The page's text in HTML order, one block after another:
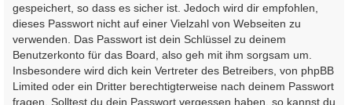
gespeichert, so dass es sicher ist. Jedoch wird dir empfohlen,
dieses Passwort nicht auf einer Vielzahl von Webseiten zu
verwenden. Das Passwort ist dein Schlüssel zu deinem
Benutzerkonto für das Board, also geh mit ihm sorgsam um.
Insbesondere wird dich kein Vertreter des Betreibers, von phpBB
Limited oder ein Dritter berechtigterweise nach deinem Passwort
fragen. Solltest du dein Passwort vergessen haben, so kannst du